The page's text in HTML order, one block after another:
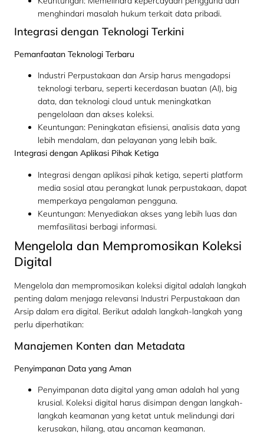
menghindari masalah hukum terkait data pribadi.
Integrasi dengan Teknologi Terkini
Pemanfaatan Teknologi Terbaru
Industri Perpustakaan dan Arsip harus mengadopsi
teknologi terbaru, seperti kecerdasan buatan (AI), big
data, dan teknologi cloud untuk meningkatkan
pengelolaan dan akses koleksi.
Keuntungan: Peningkatan efisiensi, analisis data yang
lebih mendalam, dan pelayanan yang lebih baik.
Integrasi dengan Aplikasi Pihak Ketiga
Integrasi dengan aplikasi pihak ketiga, seperti platform
media sosial atau perangkat lunak perpustakaan, dapat
memperkaya pengalaman pengguna.
Keuntungan: Menyediakan akses yang lebih luas dan
memfasilitasi berbagi informasi.
Mengelola dan Mempromosikan Koleksi
Digital
Mengelola dan mempromosikan koleksi digital adalah langkah
penting dalam menjaga relevansi Industri Perpustakaan dan
Arsip dalam era digital. Berikut adalah langkah-langkah yang
perlu diperhatikan:
Manajemen Konten dan Metadata
Penyimpanan Data yang Aman
Penyimpanan data digital yang aman adalah hal yang
krusial. Koleksi digital harus disimpan dengan langkah-
langkah keamanan yang ketat untuk melindungi dari
kerusakan, hilang, atau ancaman keamanan.